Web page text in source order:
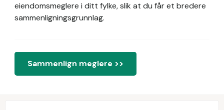
eiendomsmeglere i ditt fylke, slik at du får et bredere
sammenligningsgrunnlag.
Sammenlign meglere >>